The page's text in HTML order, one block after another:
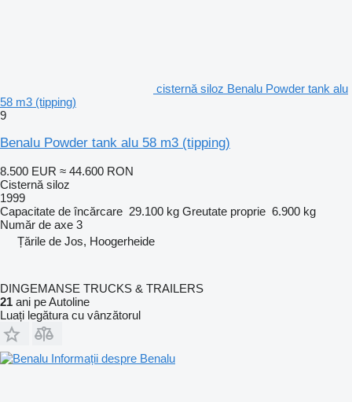
cisternă siloz Benalu Powder tank alu
58 m3 (tipping)
9
Benalu Powder tank alu 58 m3 (tipping)
8.500 EUR ≈ 44.600 RON
Cisternă siloz
1999
Capacitate de încărcare 29.100 kg Greutate proprie 6.900 kg
Număr de axe 3
Țările de Jos, Hoogerheide
DINGEMANSE TRUCKS & TRAILERS
21 ani pe Autoline
Luați legătura cu vânzătorul
Informații despre Benalu